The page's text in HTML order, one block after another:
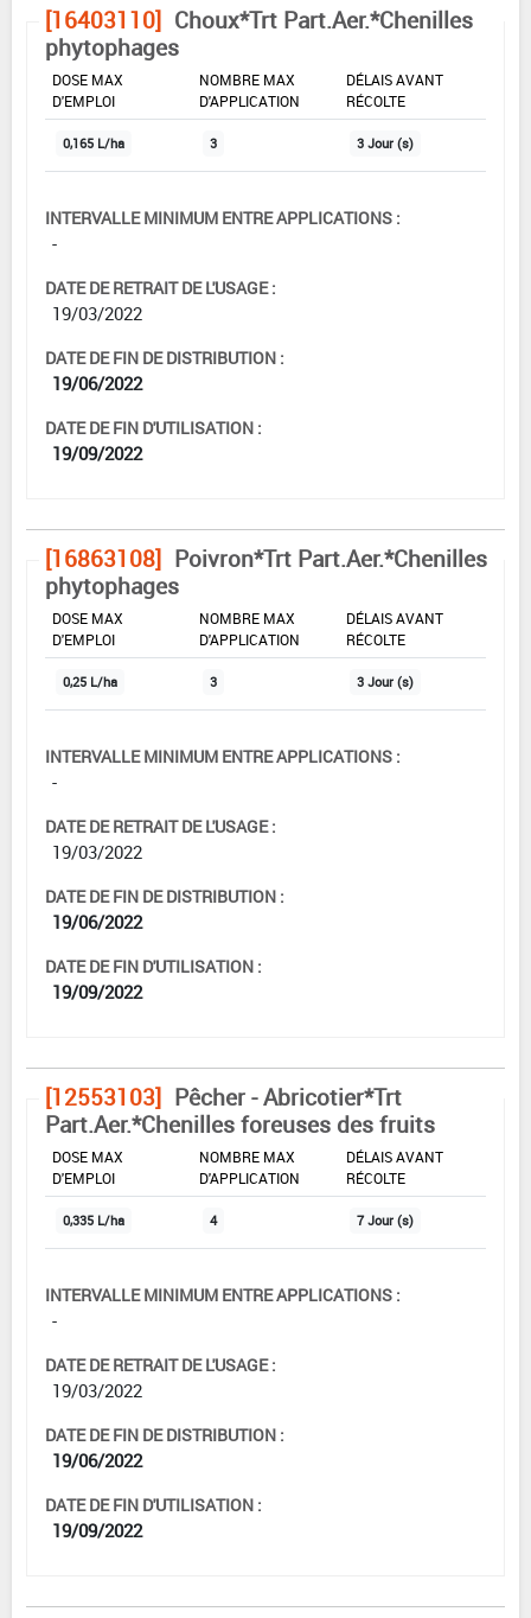
[16403110] Choux*Trt Part.Aer.*Chenilles
phytophages
DOSE MAX
D'EMPLOI
NOMBRE MAX
D'APPLICATION
DÉLAIS AVANT
RÉCOLTE
0,165 L/ha 3 3 Jour (s)
INTERVALLE MINIMUM ENTRE APPLICATIONS :
-
DATE DE RETRAIT DE L'USAGE :
19/03/2022
DATE DE FIN DE DISTRIBUTION :
19/06/2022
DATE DE FIN D'UTILISATION :
19/09/2022
[16863108] Poivron*Trt Part.Aer.*Chenilles
phytophages
DOSE MAX
D'EMPLOI
NOMBRE MAX
D'APPLICATION
DÉLAIS AVANT
RÉCOLTE
0,25 L/ha 3 3 Jour (s)
INTERVALLE MINIMUM ENTRE APPLICATIONS :
-
DATE DE RETRAIT DE L'USAGE :
19/03/2022
DATE DE FIN DE DISTRIBUTION :
19/06/2022
DATE DE FIN D'UTILISATION :
19/09/2022
[12553103] Pêcher - Abricotier*Trt
Part.Aer.*Chenilles foreuses des fruits
DOSE MAX
D'EMPLOI
NOMBRE MAX
D'APPLICATION
DÉLAIS AVANT
RÉCOLTE
0,335 L/ha 4 7 Jour (s)
INTERVALLE MINIMUM ENTRE APPLICATIONS :
-
DATE DE RETRAIT DE L'USAGE :
19/03/2022
DATE DE FIN DE DISTRIBUTION :
19/06/2022
DATE DE FIN D'UTILISATION :
19/09/2022